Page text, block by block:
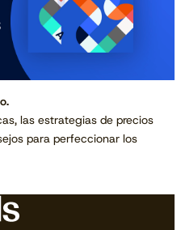
las estrategias de precios
para perfeccionar los